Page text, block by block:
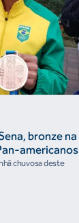
bronze na
americanos
chuvosa deste